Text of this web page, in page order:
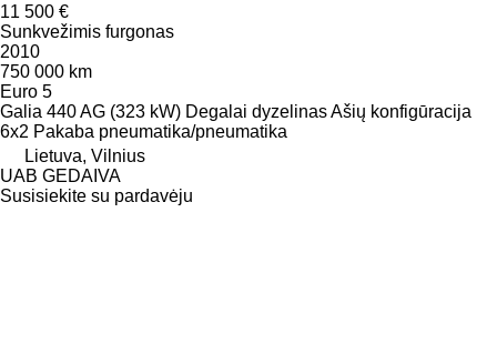
11 500 €
Sunkvežimis furgonas
2010
750 000 km
Euro 5
Galia 440 AG (323 kW) Degalai dyzelinasAšių konfigūracija
6x2 Pakaba pneumatika/pneumatika
Lietuva, Vilnius
UAB GEDAIVA
Susisiekite su pardavėju